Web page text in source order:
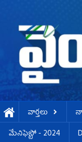
వార్తలు
మేనిఫెస్టో - 2024